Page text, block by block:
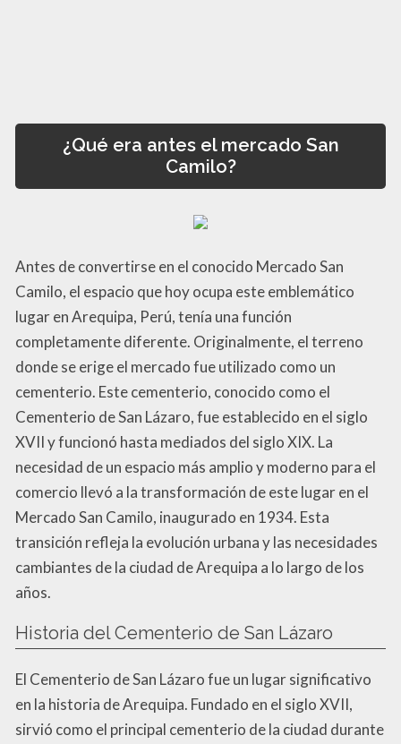
¿Qué era antes el mercado San
Camilo?
Antes de convertirse en el conocido Mercado San
Camilo, el espacio que hoy ocupa este emblemático
lugar en Arequipa, Perú, tenía una función
completamente diferente. Originalmente, el terreno
donde se erige el mercado fue utilizado como un
cementerio. Este cementerio, conocido como el
Cementerio de San Lázaro, fue establecido en el siglo
XVII y funcionó hasta mediados del siglo XIX. La
necesidad de un espacio más amplio y moderno para el
comercio llevó a la transformación de este lugar en el
Mercado San Camilo, inaugurado en 1934. Esta
transición refleja la evolución urbana y las necesidades
cambiantes de la ciudad de Arequipa a lo largo de los
años.
Historia del Cementerio de San Lázaro
El Cementerio de San Lázaro fue un lugar significativo
en la historia de Arequipa. Fundado en el siglo XVII,
sirvió como el principal cementerio de la ciudad durante